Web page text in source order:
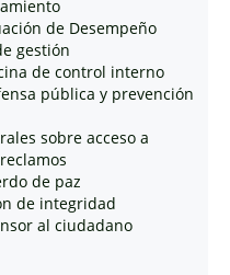
de Desempeño
gestión
de control interno
pública y prevención
sobre acceso a
de paz
de integridad
al ciudadano